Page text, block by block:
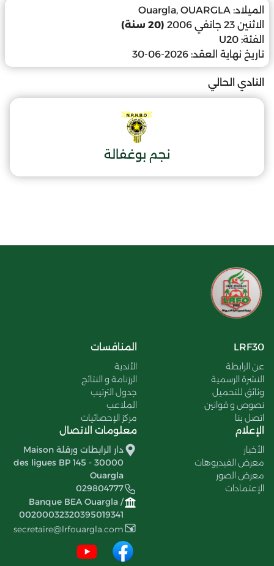
الميلاد: Ouargla, OUARGLA
الاثنين 23 جانفي 2006
(20 سنة)
الفئة: U20
تاريخ نهاية العقد: 2026-06-30
النادي الحالي
نجم بوغفالة
LRF30
عن الرابطة
النشرة الرسمية
وثائق للتحميل
نصوص و قوانين
اتصل بنا
المنافسات
الأندية
الرزنامة و النتائج
جدول الترتيب
الملاعب
مركز الإحصائيات
الإعلام
الأخبار
معرض الفيديوهات
معرض الصور
الإعتمادات
معلومات الاتصال
دار الرابطات ورقلة Maison
des ligues BP 145 - 30000
Ouargla
029804777
Banque BEA Ouargla /
00200032320395019341
secretaire@lrfouargla.com